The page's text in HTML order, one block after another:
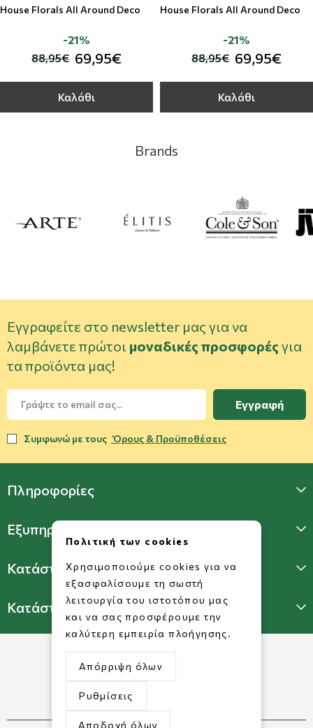
House Florals All Around Deco
88,95€ 69,95€
-21%
Καλάθι
House Florals All Around Deco
88,95€ 69,95€
-21%
Καλάθι
Brands
Εγγραφείτε στο newsletter μας για να
λαμβάνετε πρώτοι μοναδικές προσφορές για
τα προϊόντα μας!
Εγγραφή
Συμφωνώ με τους Όρους & Προϋποθέσεις
Πληροφορίες
Εξυπηρέτηση Πελατών
Κατάστημα Γλυφάδας
Κατάστημα Πατησίων
Πολιτική των cookies
Χρησιμοποιούμε cookies για να
εξασφαλίσουμε τη σωστή
λειτουργία του ιστοτόπου μας
και να σας προσφέρουμε την
καλύτερη εμπειρία πλοήγησης.
Απόρριψη όλων
Ρυθμίσεις
Αποδοχή όλων